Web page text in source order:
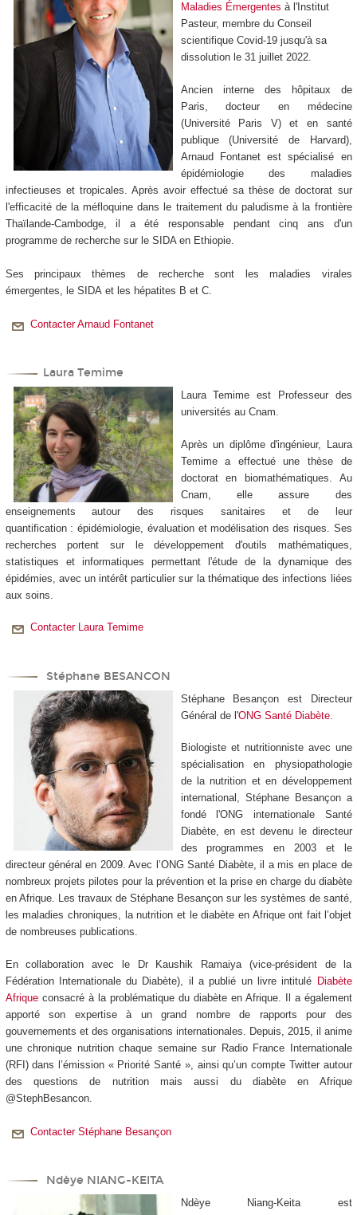
Maladies Émergentes à l'Institut
Pasteur, membre du Conseil
scientifique Covid-19 jusqu'à sa
dissolution le 31 juillet 2022.
Ancien interne des hôpitaux de
Paris, docteur en médecine
(Université Paris V) et en santé
publique (Université de Harvard),
Arnaud Fontanet est spécialisé en
épidémiologie des maladies
infectieuses et tropicales. Après avoir effectué sa thèse de doctorat sur
l'efficacité de la méfloquine dans le traitement du paludisme à la frontière
Thaïlande-Cambodge, il a été responsable pendant cinq ans d'un
programme de recherche sur le SIDA en Ethiopie.
Ses principaux thèmes de recherche sont les maladies virales
émergentes, le SIDA et les hépatites B et C.
Contacter Arnaud Fontanet
Laura Temime
Laura Temime est Professeur des
universités au Cnam.
Après un diplôme d'ingénieur, Laura
Temime a effectué une thèse de
doctorat en biomathématiques. Au
Cnam, elle assure des
enseignements autour des risques sanitaires et de leur
quantification : épidémiologie, évaluation et modélisation des risques. Ses
recherches portent sur le développement d'outils mathématiques,
statistiques et informatiques permettant l'étude de la dynamique des
épidémies, avec un intérêt particulier sur la thématique des infections liées
aux soins.
Contacter Laura Temime
Stéphane BESANCON
Stéphane Besançon est Directeur
Général de l'ONG Santé Diabète.
Biologiste et nutritionniste avec une
spécialisation en physiopathologie
de la nutrition et en développement
international, Stéphane Besançon a
fondé l'ONG internationale Santé
Diabète, en est devenu le directeur
des programmes en 2003 et le
directeur général en 2009. Avec l’ONG Santé Diabète, il a mis en place de
nombreux projets pilotes pour la prévention et la prise en charge du diabète
en Afrique. Les travaux de Stéphane Besançon sur les systèmes de santé,
les maladies chroniques, la nutrition et le diabète en Afrique ont fait l’objet
de nombreuses publications.
En collaboration avec le Dr Kaushik Ramaiya (vice-président de la
Fédération Internationale du Diabète), il a publié un livre intitulé Diabète
Afriqueconsacré à la problématique du diabète en Afrique. Il a également
apporté son expertise à un grand nombre de rapports pour des
gouvernements et des organisations internationales. Depuis, 2015, il anime
une chronique nutrition chaque semaine sur Radio France Internationale
(RFI) dans l’émission « Priorité Santé », ainsi qu’un compte Twitter autour
des questions de nutrition mais aussi du diabète en Afrique
@StephBesancon.
Contacter Stéphane Besançon
Ndèye NIANG-KEITA
Ndèye Niang-Keita est